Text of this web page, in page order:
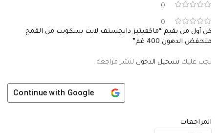
0
0
المراجعات
كن أول من يقيم “ماكفيتيز دايجستف لايت بسكويت من القمح
منحفض الدهون 400 غم”
يجب عليك تسجيل الدخول لنشر مراجعة.
Continue with Google